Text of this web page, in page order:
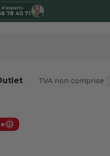
78 40 71
TVA non comprise
Offre membre